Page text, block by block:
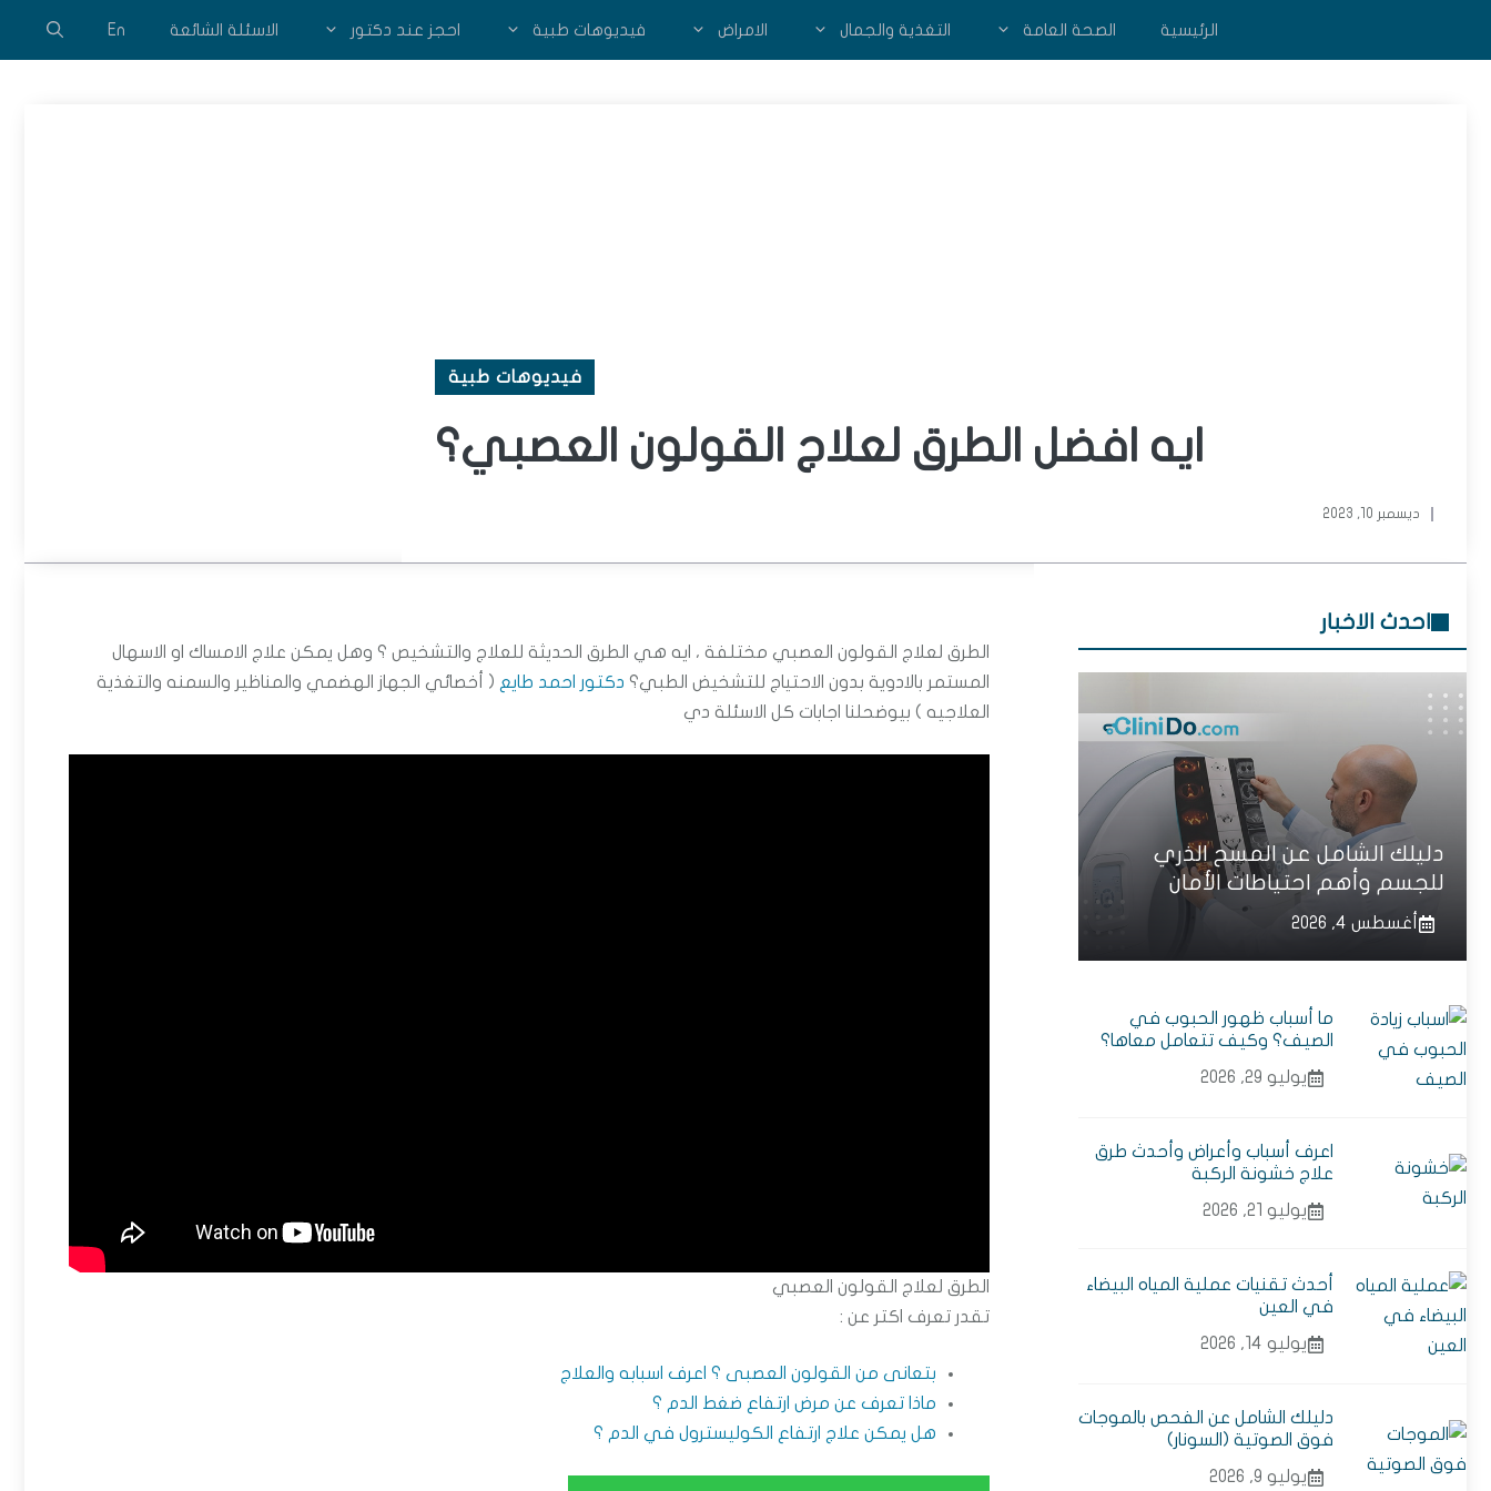
الرئيسية الصحة العامة التغذية والجمال الامراض فيديوهات طبية احجز عند دكتور الاسئلة الشائعة En
فيديوهات طبية
ايه افضل الطرق لعلاج القولون العصبي؟
ديسمبر 10, 2023
الطرق لعلاج القولون العصبي مختلفة ، ايه هي الطرق الحديثة للعلاج والتشخيص ؟ وهل يمكن علاج الامساك او الاسهال
المستمر بالادوية بدون الاحتياج للتشخيض الطبي؟ دكتور احمد طايع ( أخصائي الجهاز الهضمي والمناظير والسمنه والتغذية
العلاجيه ) بيوضحلنا اجابات كل الاسئلة دي
الطرق لعلاج القولون العصبي
تقدر تعرف اكتر عن :
بتعانى من القولون العصبى ؟ اعرف اسبابه والعلاج
ماذا تعرف عن مرض ارتفاع ضغط الدم ؟
هل يمكن علاج ارتفاع الكوليسترول في الدم ؟
احدث الاخبار
دليلك الشامل عن المسح الذري
للجسم وأهم احتياطات الأمان
أغسطس 4, 2026
ما أسباب ظهور الحبوب في
الصيف؟ وكيف تتعامل معاها؟
يوليو 29, 2026
اعرف أسباب وأعراض وأحدث طرق
علاج خشونة الركبة
يوليو 21, 2026
أحدث تقنيات عملية المياه البيضاء
في العين
يوليو 14, 2026
دليلك الشامل عن الفحص بالموجات
فوق الصوتية (السونار)
يوليو 9, 2026